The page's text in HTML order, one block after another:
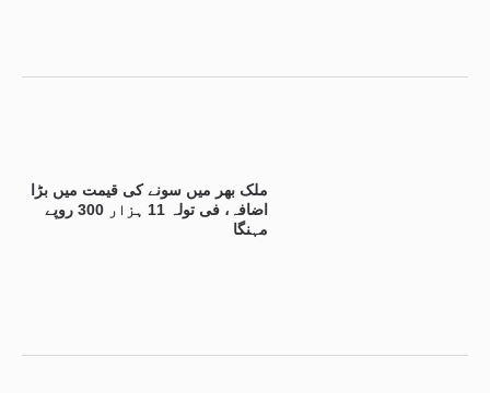
ملک بھر میں سونے کی قیمت میں بڑا
اضافہ، فی تولہ 11 ہزار 300 روپے
مہنگا